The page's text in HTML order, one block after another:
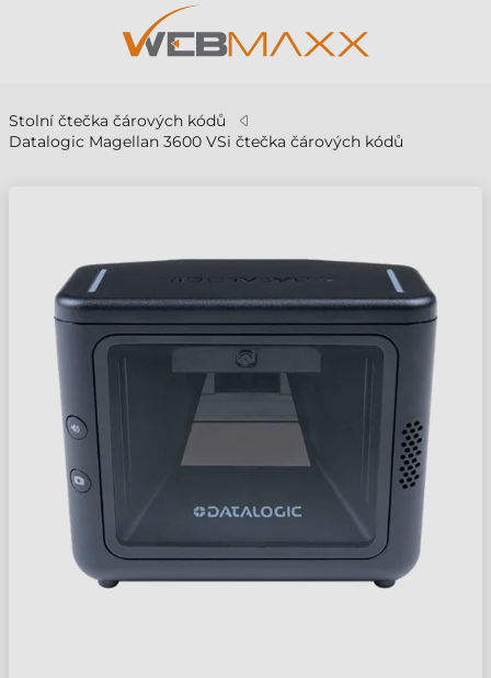
Stolní čtečka čárových kódů
Datalogic Magellan 3600 VSi čtečka čárových kódů